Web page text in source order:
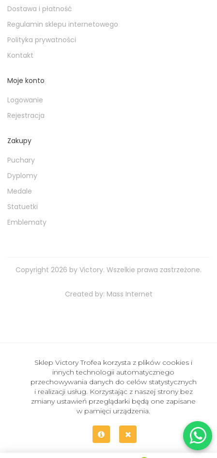
Dostawa i płatność
Regulamin sklepu internetowego
Polityka prywatności
Kontakt
Moje konto
Logowanie
Rejestracja
Zakupy
Puchary
Dyplomy
Medale
Statuetki
Emblematy
Copyright 2026 by Victory. Wszelkie prawa zastrzeżone.
Created by: Mass Internet
Sklep Victory Trofea korzysta z plików cookies i
innych technologii automatycznego
przechowywania danych do celów statystycznych
i realizacji usług. Korzystając z naszej strony bez
zmiany ustawień przeglądarki będą one zapisane
w pamięci urządzenia.